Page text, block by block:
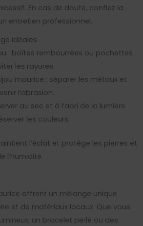
En cas de doute, confiez la
entretien professionnel.
idéales
: boîtes rembourrées ou pochettes
les rayures.
maurice : séparer les métaux et
l’abrasion.
au sec et à l’abri de la lumière
les couleurs.
l’éclat et protège les pierres et
l’humidité.
offrent un mélange unique
et de matériaux locaux. Que vous
un bracelet perlé ou des